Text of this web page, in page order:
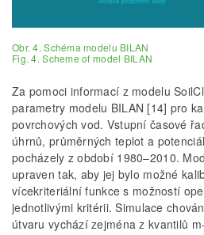
Obr. 4. Schéma modelu BILAN
Fig. 4. Scheme of model BILAN
Za pomoci informací z modelu
parametry modelu BILAN [14] pro
povrchových vod. Vstupní časové
úhrnů, průměrných teplot a
pocházely z období 1980–2010.
upraven tak, aby jej bylo možné
vícekriteriální funkce s možností
jednotlivými kritérii. Simulace
útvaru vychází zejména z kvantilů